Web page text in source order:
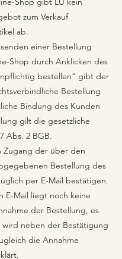
zum Verkauf
ab.
einer Bestellung
Shop durch Anklicken des
bestellen“ gibt der
Bestellung
Bindung des Kunden
gilt die gesetzliche
Abs. 2 BGB.
Zugang der über den
Bestellung des
per E-Mail bestätigen.
E-Mail liegt noch keine
der Bestellung, es
wird neben der Bestätigung
die Annahme